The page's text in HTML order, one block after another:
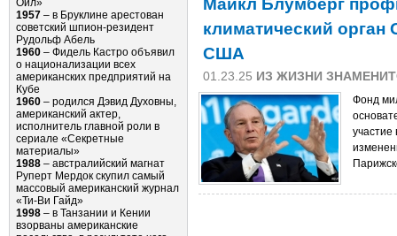
Ойл»
1957 – в Бруклине арестован
советский шпион-резидент
Рудольф Абель
1960 – Фидель Кастро объявил
о национализации всех
американских предприятий на
Кубе
1960 – родился Дэвид Духовны,
американский актер,
исполнитель главной роли в
сериале «Секретные
материалы»
1988 – австралийский магнат
Руперт Мердок скупил самый
массовый американский журнал
«Ти-Ви Гайд»
1998 – в Танзании и Кении
взорваны американские
климатический
США
01.23.25 ИЗ ЖИЗНИ
Фонд